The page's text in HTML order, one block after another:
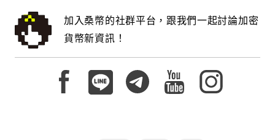
加入桑幣的社群平台，跟我們一起討論加密
貨幣新資訊！